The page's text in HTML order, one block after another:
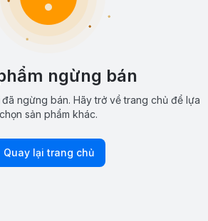
ngừng bán
ngừng bán. Hãy trở về trang chủ để lựa
chọn sản phẩm khác.
Quay lại trang chủ